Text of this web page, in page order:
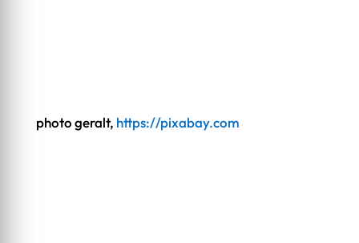
photo geralt, https://pixabay.com